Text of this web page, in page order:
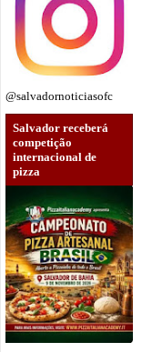
@salvadornoticiasofc
Salvador receberá
competição
internacional de
pizza